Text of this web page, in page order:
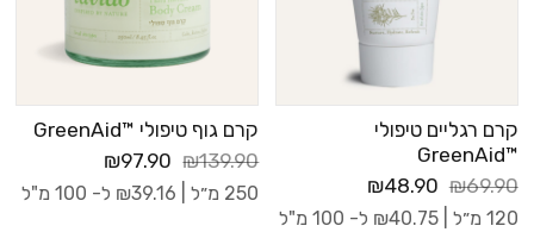
קרם רגליים טיפולי
™GreenAid
₪69.90
₪48.90
120 מ״ל | ₪40.75 ל- 100 מ"ל
קרם גוף טיפולי ™GreenAid
₪139.90
₪97.90
250 מ״ל | ₪39.16 ל- 100 מ"ל